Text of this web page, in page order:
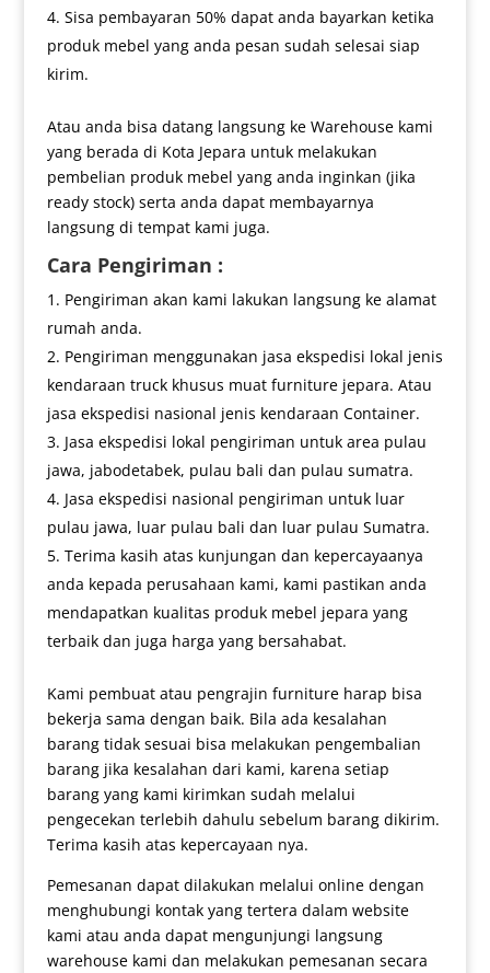
Sisa pembayaran 50% dapat anda bayarkan ketika
produk mebel yang anda pesan sudah selesai siap
kirim.
Atau anda bisa datang langsung ke Warehouse kami
yang berada di Kota Jepara untuk melakukan
pembelian produk mebel yang anda inginkan (jika
ready stock) serta anda dapat membayarnya
langsung di tempat kami juga.
Cara Pengiriman :
Pengiriman akan kami lakukan langsung ke alamat
rumah anda.
Pengiriman menggunakan jasa ekspedisi lokal jenis
kendaraan truck khusus muat furniture jepara. Atau
jasa ekspedisi nasional jenis kendaraan Container.
Jasa ekspedisi lokal pengiriman untuk area pulau
jawa, jabodetabek, pulau bali dan pulau sumatra.
Jasa ekspedisi nasional pengiriman untuk luar
pulau jawa, luar pulau bali dan luar pulau Sumatra.
Terima kasih atas kunjungan dan kepercayaanya
anda kepada perusahaan kami, kami pastikan anda
mendapatkan kualitas produk mebel jepara yang
terbaik dan juga harga yang bersahabat.
Kami pembuat atau pengrajin furniture harap bisa
bekerja sama dengan baik. Bila ada kesalahan
barang tidak sesuai bisa melakukan pengembalian
barang jika kesalahan dari kami, karena setiap
barang yang kami kirimkan sudah melalui
pengecekan terlebih dahulu sebelum barang dikirim.
Terima kasih atas kepercayaan nya.
Pemesanan dapat dilakukan melalui online dengan
menghubungi kontak yang tertera dalam website
kami atau anda dapat mengunjungi langsung
warehouse kami dan melakukan pemesanan secara